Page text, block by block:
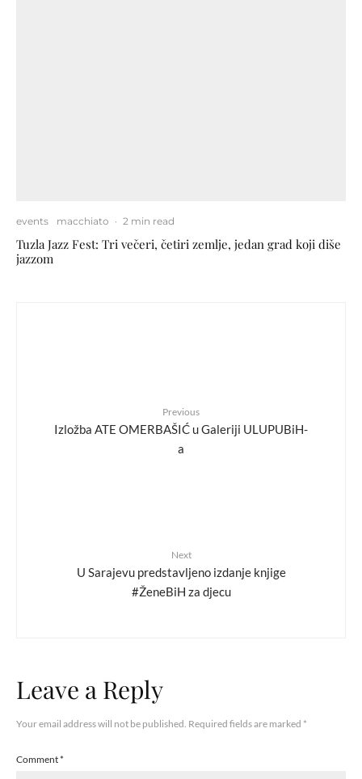
events macchiato · 2 min read
Tuzla Jazz Fest: Tri večeri, četiri zemlje, jedan grad koji diše
jazzom
Previous
Izložba ATE OMERBAŠIĆ u Galeriji ULUPUBiH-
a
Next
U Sarajevu predstavljeno izdanje knjige
#ŽeneBiH za djecu
Leave a Reply
Your email address will not be published. Required fields are marked *
Comment*